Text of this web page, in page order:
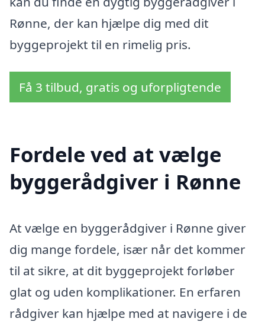
Rønne, der kan hjælpe dig med dit
byggeprojekt til en rimelig pris.
Få 3 tilbud, gratis og uforpligtende
Fordele ved at vælge
byggerådgiver i Rønne
At vælge en byggerådgiver i Rønne giver
dig mange fordele, især når det kommer
til at sikre, at dit byggeprojekt forløber
glat og uden komplikationer. En erfaren
rådgiver kan hjælpe med at navigere i de